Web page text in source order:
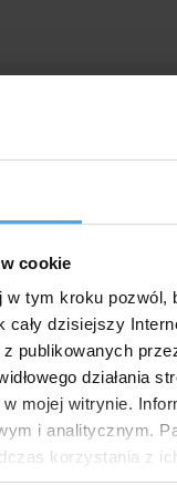
cookie
tym kroku pozwól,
cały dzisiejszy
publikowanych
działania
mojej witrynie.
i analitycznym.
korzystania z ich
"Do 300 zł
za
dla dzieci (w
0-17 lat) w ING
(+ 100 zł
poleceń)
Do 5,5%
ING Banku
do 700
konto